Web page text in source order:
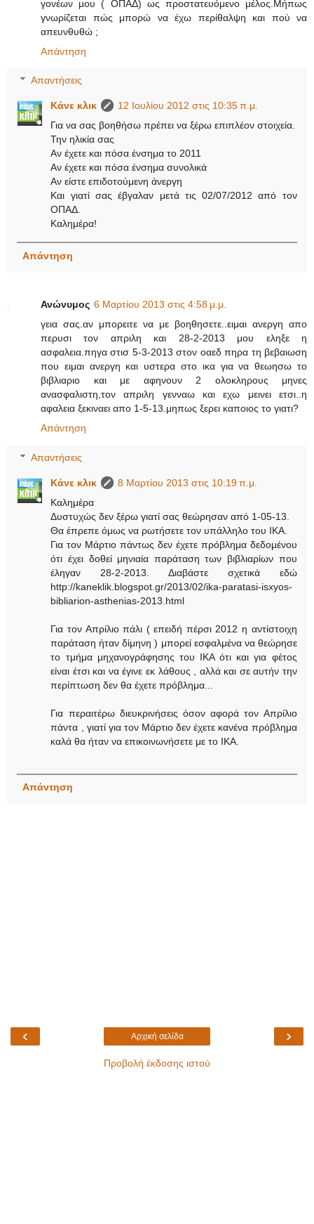
γονέων μου ( ΟΠΑΔ) ως προστατευόμενο μέλος.Μήπως
γνωρίζεται πώς μπορώ να έχω περίθαλψη και πού να
απευνθυθώ ;
Απάντηση
Απαντήσεις
Κάνε κλικ
12 Ιουλίου 2012 στις 10:35 π.μ.
Για να σας βοηθήσω πρέπει να ξέρω επιπλέον στοιχεία.
Την ηλικία σας
Αν έχετε και πόσα ένσημα το 2011
Αν έχετε και πόσα ένσημα συνολικά
Αν είστε επιδοτούμενη άνεργη
Και γιατί σας έβγαλαν μετά τις 02/07/2012 από τον
ΟΠΑΔ.
Καλημέρα!
Απάντηση
Ανώνυμος 6 Μαρτίου 2013 στις 4:58 μ.μ.
γεια σας.αν μπορειτε να με βοηθησετε..ειμαι ανεργη απο
περυσι τον απριλη και 28-2-2013 μου εληξε η
ασφαλεια.πηγα στισ 5-3-2013 στον οαεδ πηρα τη βεβαιωση
που ειμαι ανεργη και υστερα στο ικα για να θεωησω το
βιβλιαριο και με αφηνουν 2 ολοκληρους μηνες
ανασφαλιστη,τον απριλη γενναω και εχω μεινει ετσι..η
αφαλεια ξεκιναει απο 1-5-13.μηπως ξερει καποιος το γιατι?
Απάντηση
Απαντήσεις
Κάνε κλικ
8 Μαρτίου 2013 στις 10:19 π.μ.
Καλημέρα
Δυστυχώς δεν ξέρω γιατί σας θεώρησαν από 1-05-13.
Θα έπρεπε όμως να ρωτήσετε τον υπάλληλο του ΙΚΑ.
Για τον Μάρτιο πάντως δεν έχετε πρόβλημα δεδομένου
ότι έχει δοθεί μηνιαία παράταση των βιβλιαρίων που
έληγαν 28-2-2013. Διαβάστε σχετικά εδώ
http://kaneklik.blogspot.gr/2013/02/ika-paratasi-isxyos-
bibliarion-asthenias-2013.html
Για τον Απρίλιο πάλι ( επειδή πέρσι 2012 η αντίστοιχη
παράταση ήταν δίμηνη ) μπορεί εσφαλμένα να θεώρησε
το τμήμα μηχανογράφησης του ΙΚΑ ότι και για φέτος
είναι έτσι και να έγινε εκ λάθους , αλλά και σε αυτήν την
περίπτωση δεν θα έχετε πρόβλημα...
Για περαιτέρω διευκρινήσεις όσον αφορά τον Απρίλιο
πάντα , γιατί για τον Μάρτιο δεν έχετε κανένα πρόβλημα
καλά θα ήταν να επικοινωνήσετε με το ΙΚΑ.
Απάντηση
‹ ›
Αρχική σελίδα
Προβολή έκδοσης ιστού